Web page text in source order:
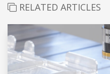
RELATED ARTICLES